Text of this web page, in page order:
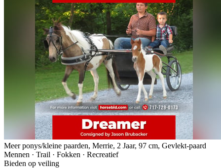
Meer ponys/kleine paarden, Merrie, 2 Jaar, 97 cm, Gevlekt-paard
Mennen · Trail · Fokken · Recreatief
Bieden op veiling